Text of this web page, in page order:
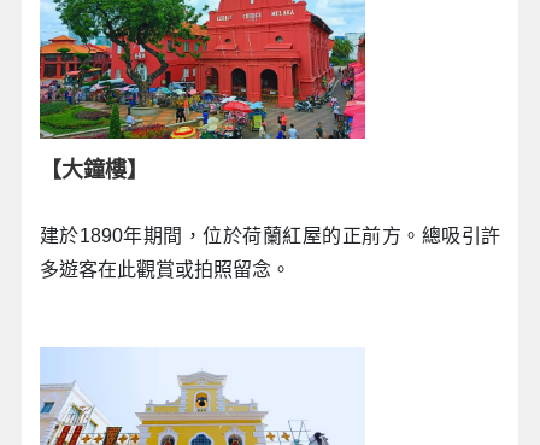
【大鐘樓】
建於1890年期間，位於荷蘭紅屋的正前方。總吸引許
多遊客在此觀賞或拍照留念。